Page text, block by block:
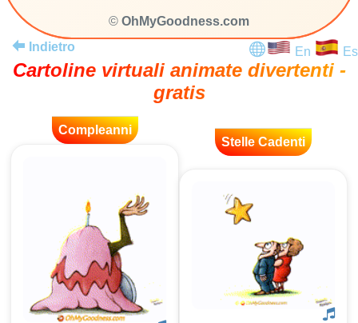
© OhMyGoodness.com
Indietro
En Es
Cartoline virtuali animate divertenti -
gratis
Compleanni
Stelle Cadenti